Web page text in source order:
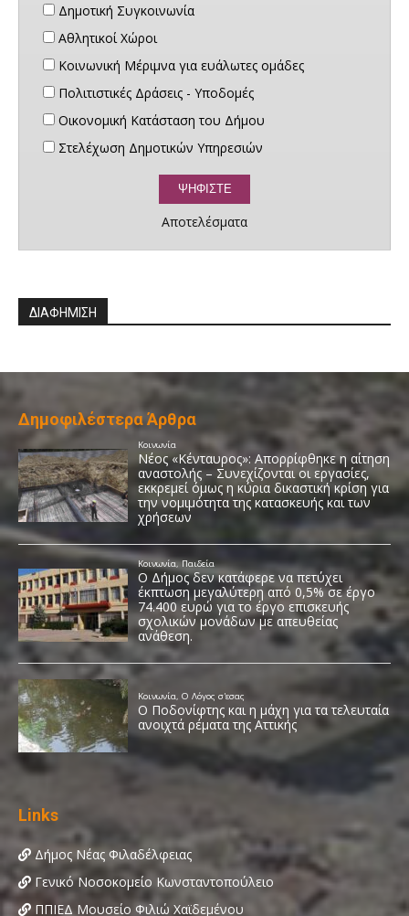
Δημοτική Συγκοινωνία
Αθλητικοί Χώροι
Κοινωνική Μέριμνα για ευάλωτες ομάδες
Πολιτιστικές Δράσεις - Υποδομές
Οικονομική Κατάσταση του Δήμου
Στελέχωση Δημοτικών Υπηρεσιών
Αποτελέσματα
ΔΙΑΦΗΜΙΣΗ
Δημοφιλέστερα Άρθρα
Links
Δήμος Νέας Φιλαδέλφειας
Γενικό Νοσοκομείο Κωνσταντοπούλειο
ΠΠΙΕΔ Μουσείο Φιλιώ Χαϊδεμένου